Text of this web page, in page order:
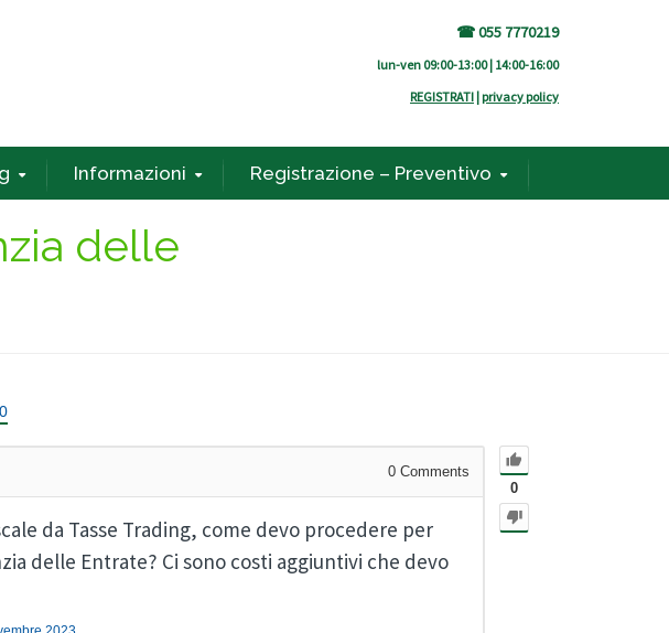
☎ 055 7770219
lun-ven 09:00-13:00 | 14:00-16:00
REGISTRATI | privacy policy
Informazioni Registrazione – Preventivo
delle
0
0 Comments
da Tasse Trading, come devo procedere per
delle Entrate? Ci sono costi aggiuntivi che devo